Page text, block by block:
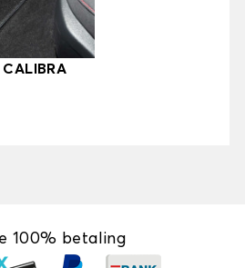
100% betaling